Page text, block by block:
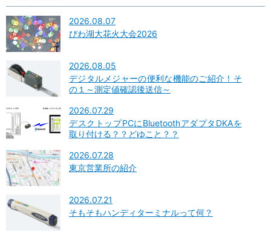
2026.08.07
びわ湖大花火大会2026
2026.08.05
デジタルメジャーの便利な機能のご紹介！そ
の１～測定値確認後送信～
2026.07.29
デスクトップPCにBluetoothアダプタDKAを
取り付ける？？どゆこと？？
2026.07.28
東京営業所の紹介
2026.07.21
そもそもハンディターミナルって何？